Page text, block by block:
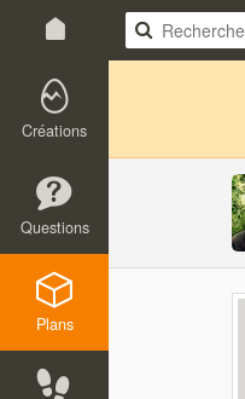
Créations
Questions
Plans